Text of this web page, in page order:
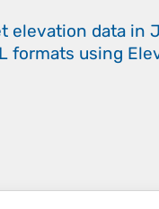
elevation data in
formats using